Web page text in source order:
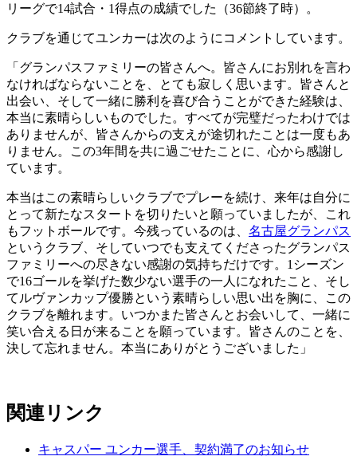
リーグで14試合・1得点の成績でした（36節終了時）。
クラブを通じてユンカーは次のようにコメントしています。
「グランパスファミリーの皆さんへ。皆さんにお別れを言わ
なければならないことを、とても寂しく思います。皆さんと
出会い、そして一緒に勝利を喜び合うことができた経験は、
本当に素晴らしいものでした。すべてが完璧だったわけでは
ありませんが、皆さんからの支えが途切れたことは一度もあ
りません。この3年間を共に過ごせたことに、心から感謝し
ています。
本当はこの素晴らしいクラブでプレーを続け、来年は自分に
とって新たなスタートを切りたいと願っていましたが、これ
もフットボールです。今残っているのは、 名古屋グランパス
というクラブ、そしていつでも支えてくださったグランパス
ファミリーへの尽きない感謝の気持ちだけです。1シーズン
で16ゴールを挙げた数少ない選手の一人になれたこと、そし
てルヴァンカップ優勝という素晴らしい思い出を胸に、この
クラブを離れます。いつかまた皆さんとお会いして、一緒に
笑い合える日が来ることを願っています。皆さんのことを、
決して忘れません。本当にありがとうございました」
関連リンク
キャスパー ユンカー選手、契約満了のお知らせ